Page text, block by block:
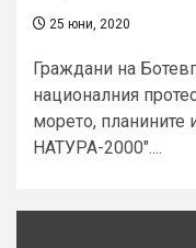
25 юни, 2020
Граждани на
националния
морето, планините
НАТУРА-2000"....